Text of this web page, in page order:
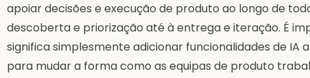
apoiar decisões e execução de produto ao longo de
descoberta e priorização até à entrega e iteração. É
significa simplesmente adicionar funcionalidades de IA
para mudar a forma como as equipas de produto